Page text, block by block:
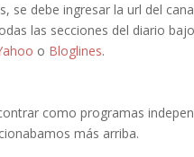
se debe ingresar la url del
las secciones del diario
o Bloglines.
como programas
más arriba.